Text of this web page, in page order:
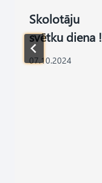
Skolotāju
svētku diena !
07.10.2024